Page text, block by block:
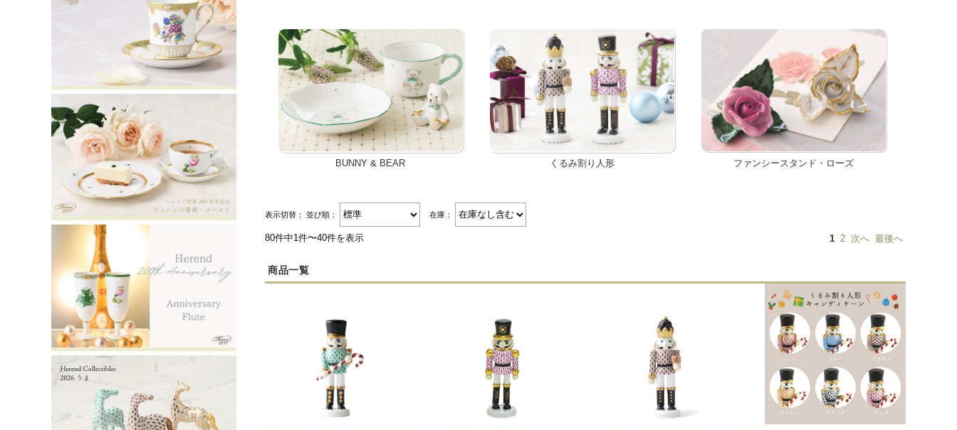
BUNNY & BEAR くるみ割り人形 ファンシースタンド・ローズ
表示切替： 並び順： 在庫：
80件中1件〜40件を表示 1 2 次へ 最後へ
商品一覧